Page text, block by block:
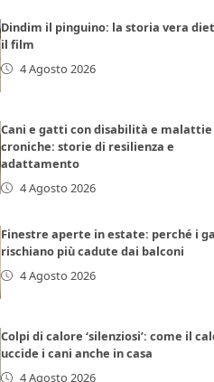
Dindim il pinguino: la storia vera
il film
4 Agosto 2026
Cani e gatti con disabilità e malattie
croniche: storie di resilienza e
adattamento
4 Agosto 2026
Finestre aperte in estate: perché i
rischiano più cadute dai balconi
4 Agosto 2026
Colpi di calore ‘silenziosi’: come il
uccide i cani anche in casa
4 Agosto 2026